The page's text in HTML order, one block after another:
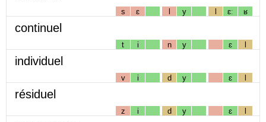
s ɛ l y l ɛː ʁ
continuel
t i n y ɛ l
individuel
v i d y ɛ l
résiduel
z i d y ɛ l